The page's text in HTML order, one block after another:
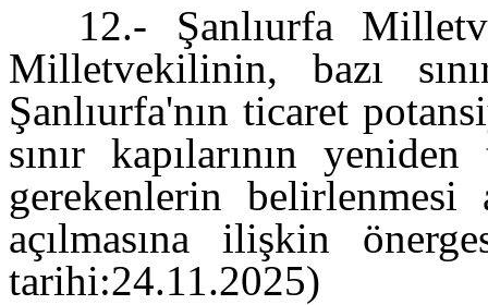
12.- Şanlıurfa
Milletvekilinin, bazı
Şanlıurfa'nın ticaret
sınır kapılarının
gerekenlerin belirlenmesi
açılmasına ilişkin
tarihi:24.11.2025)